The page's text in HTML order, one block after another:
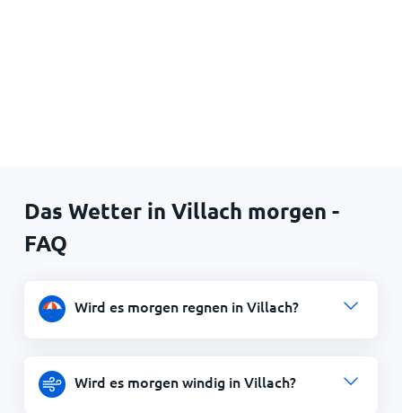
Das Wetter in Villach morgen -
FAQ
Wird es morgen regnen in Villach?
Wird es morgen windig in Villach?